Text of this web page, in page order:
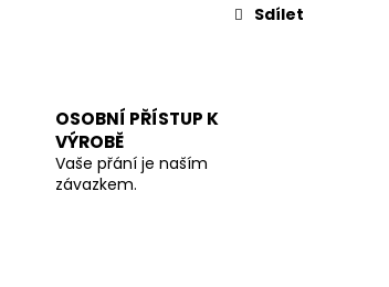
Sdílet
OSOBNÍ PŘÍSTUP K
VÝROBĚ
Vaše přání je naším
závazkem.